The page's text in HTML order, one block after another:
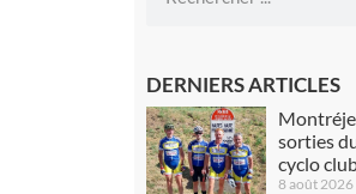
DERNIERS ARTICLES
sorties
cyclo
8 août 2026